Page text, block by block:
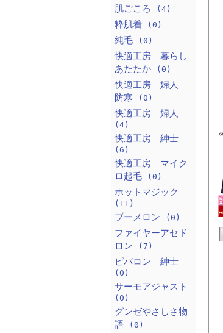
肌ごころ (4)
粋肌着 (0)
純毛 (0)
快適工房 暮らし
あたたか
(0)
快適工房 婦人
防寒
(0)
快適工房 婦人
(4)
快適工房 紳士
(6)
快適工房 マイク
ロ起毛
(0)
ホットマジック
(11)
ブーメロン (0)
ファイヤーアセド
ロン
(7)
ピバロン 紳士
(0)
サーモアジャスト
(0)
グンゼやさしさ物
語
(0)